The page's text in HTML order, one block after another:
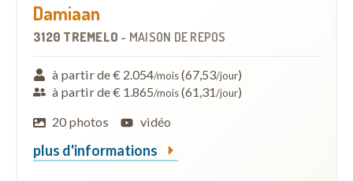
Damiaan
3120 TREMELO - MAISON DE REPOS
à partir de € 2.054/mois(67,53/jour)
à partir de € 1.865/mois(61,31/jour)
20 photos
vidéo
plus d'informations